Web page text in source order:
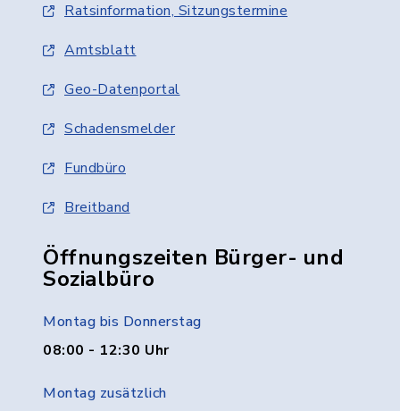
Ratsinformation, Sitzungstermine
Amtsblatt
Geo-Datenportal
Schadensmelder
Fundbüro
Breitband
Öffnungszeiten Bürger- und
Sozialbüro
Montag bis Donnerstag
08:00 - 12:30 Uhr
Montag zusätzlich